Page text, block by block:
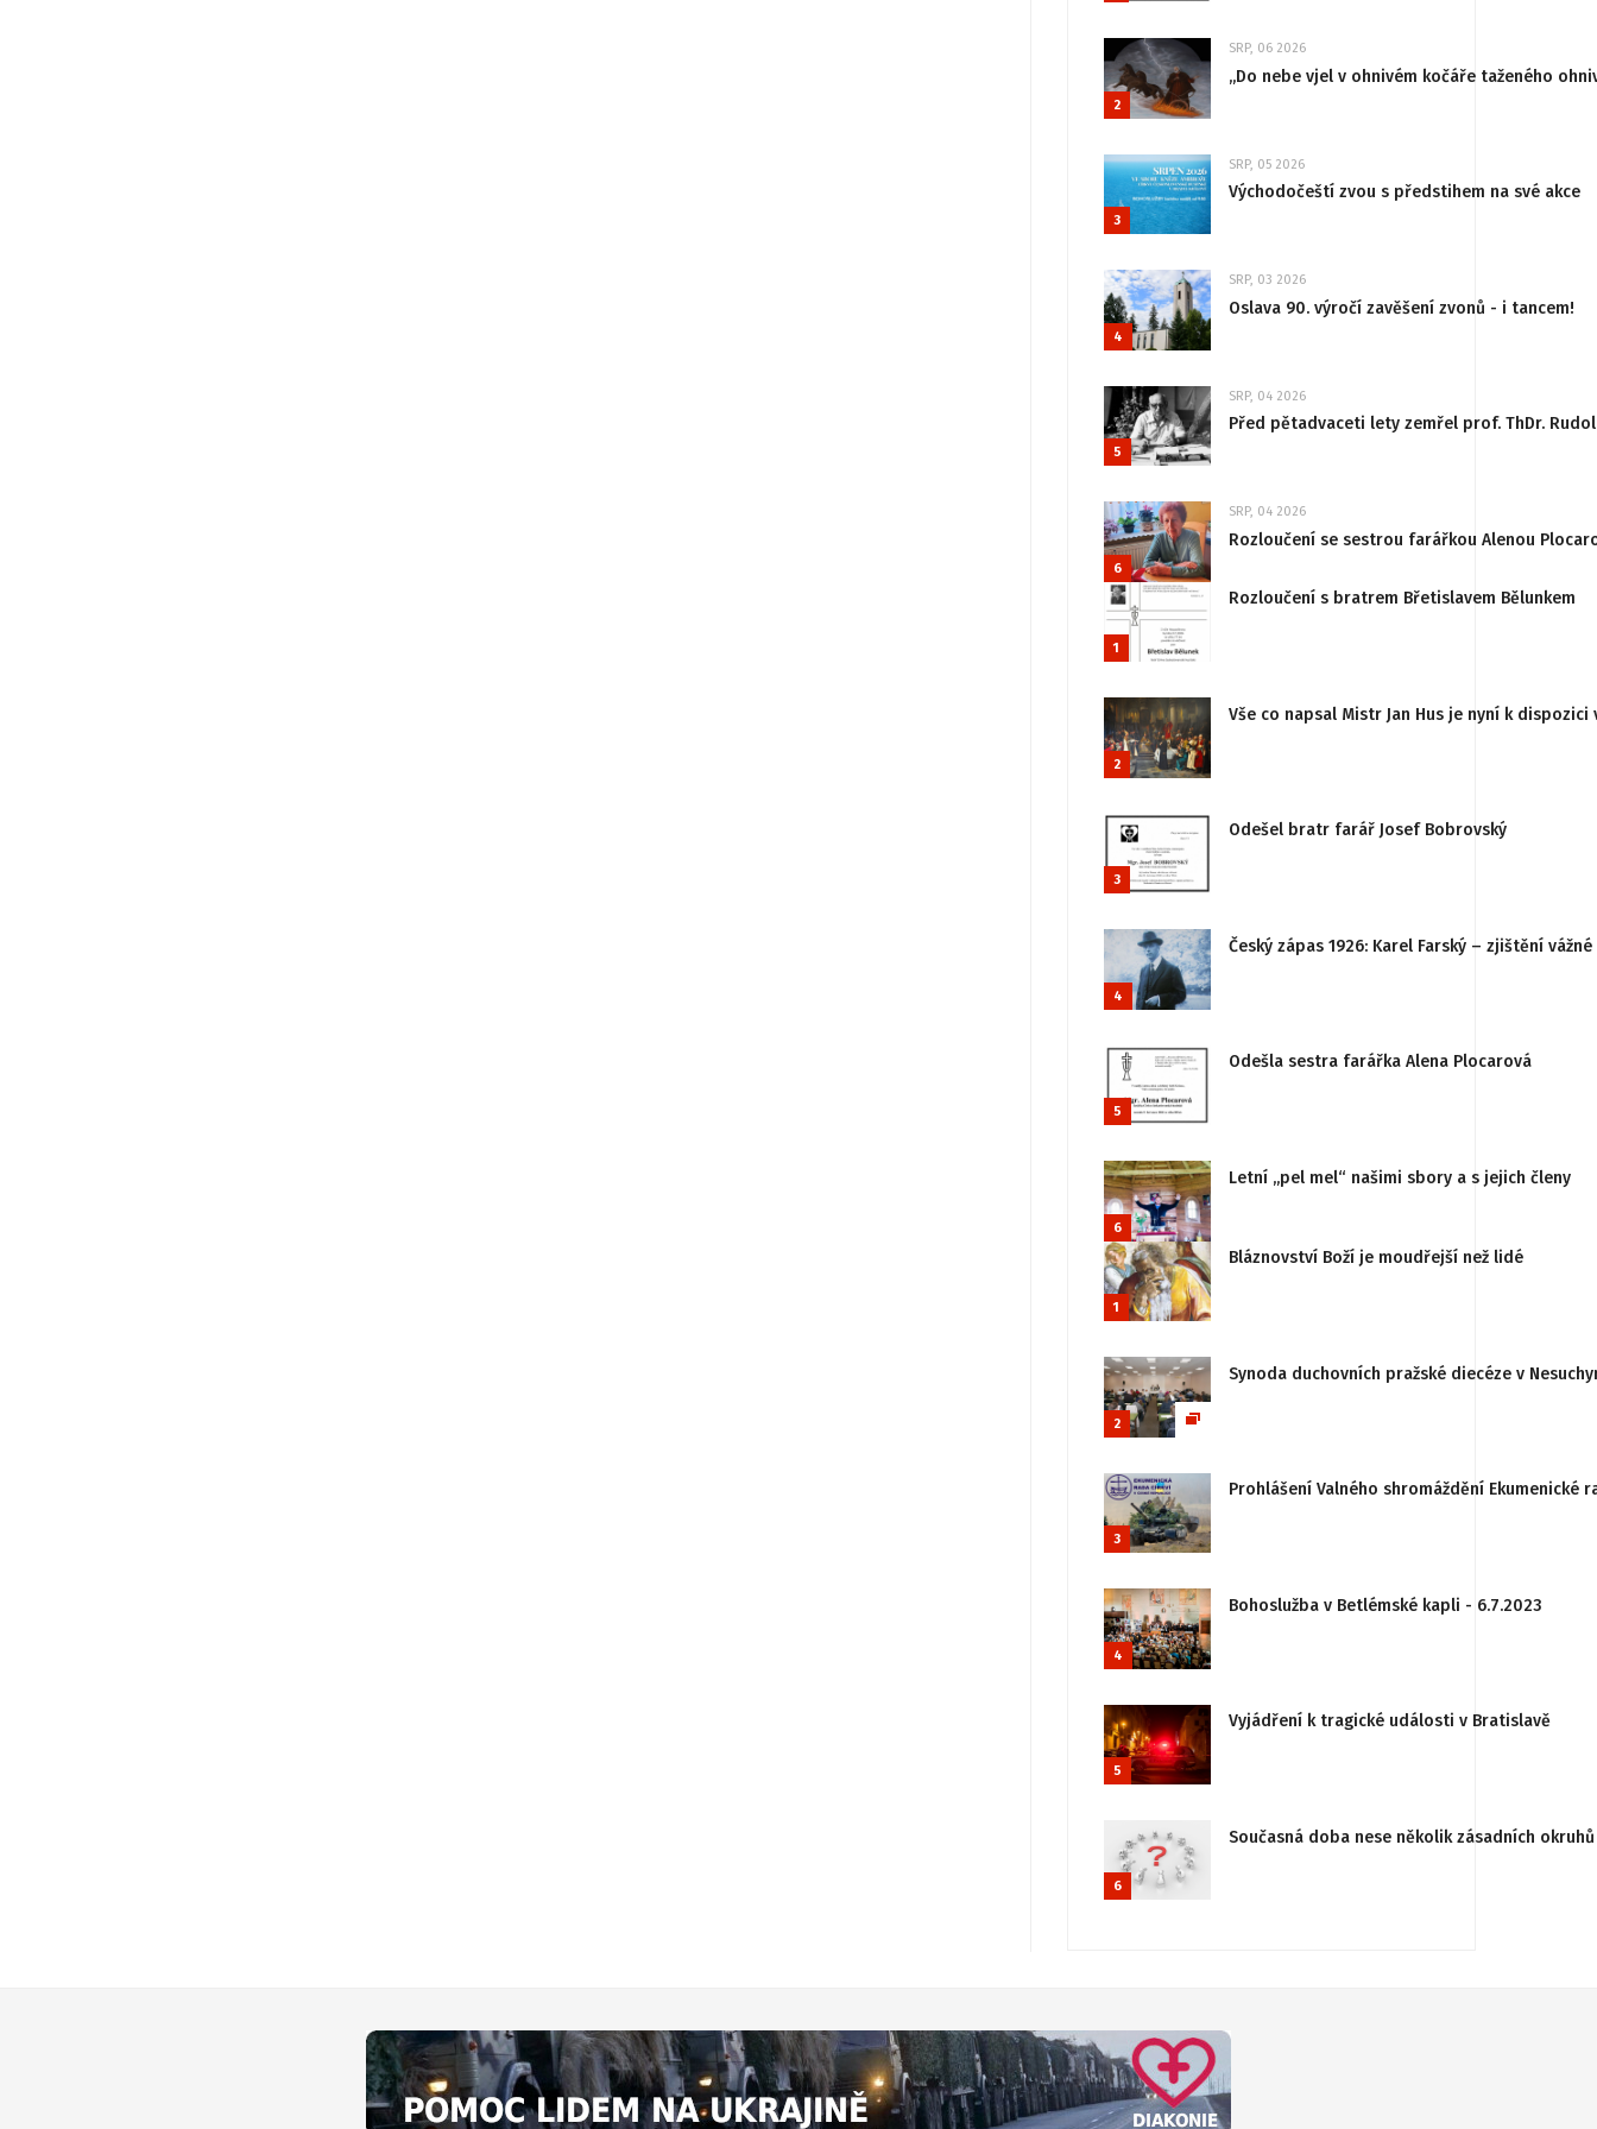
2
SRP, 06 2026
„Do nebe vjel v ohnivém kočáře taženého
3
SRP, 05 2026
Východočeští zvou s předstihem na své akce
4
SRP, 03 2026
Oslava 90. výročí zavěšení zvonů - i tancem!
5
SRP, 04 2026
Před pětadvaceti lety zemřel prof. ThDr.
6
SRP, 04 2026
Rozloučení se sestrou farářkou Alenou
1
Rozloučení s bratrem Břetislavem Bělunkem
2
Vše co napsal Mistr Jan Hus je nyní k
3
Odešel bratr farář Josef Bobrovský
4
Český zápas 1926: Karel Farský – zjištění
5
Odešla sestra farářka Alena Plocarová
6
Letní „pel mel“ našimi sbory a s jejich členy
1
Bláznovství Boží je moudřejší než lidé
2
Synoda duchovních pražské diecéze v
3
Prohlášení Valného shromáždění
4
Bohoslužba v Betlémské kapli - 6.7.2023
5
Vyjádření k tragické události v Bratislavě
6
Současná doba nese několik zásadních